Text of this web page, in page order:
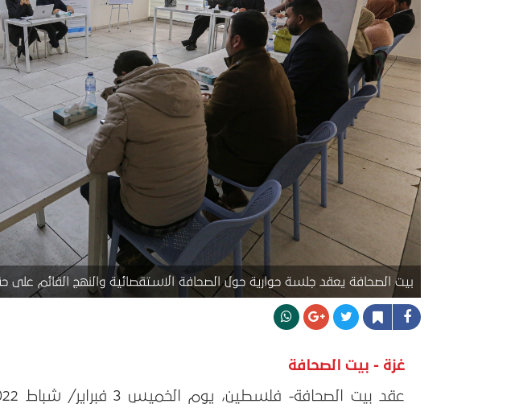
بيت الصحافة يعقد جلسة حوارية حول الصحافة الاستقصائية والنهج القائم على
غزة - بيت الصحافة